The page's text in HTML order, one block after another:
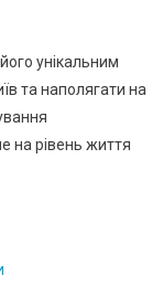
унікальним
та наполягати на
на рівень життя